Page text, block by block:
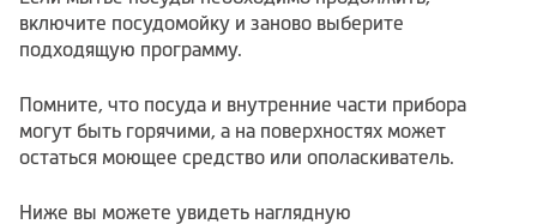
включите посудомойку и заново выберите
подходящую программу.
Помните, что посуда и внутренние части прибора
могут быть горячими, а на поверхностях может
остаться моющее средство или ополаскиватель.
Ниже вы можете увидеть наглядную